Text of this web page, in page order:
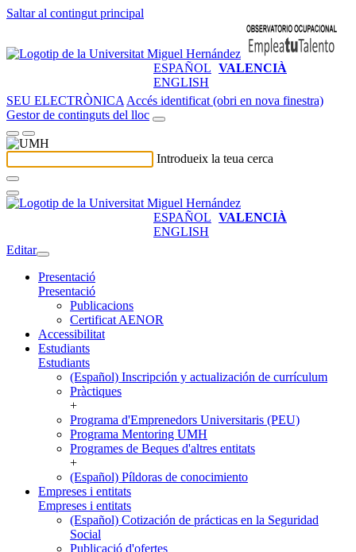
Saltar al contingut principal
ESPAÑOL VALENCIÀ
ENGLISH
SEU ELECTRÒNICA Accés identificat (obri en nova finestra)
Gestor de continguts del lloc
Introdueix la teua cerca
ESPAÑOL VALENCIÀ
ENGLISH
Editar
Presentació
Presentació
Publicacions
Certificat AENOR
Accessibilitat
Estudiants
Estudiants
(Español) Inscripción y actualización de currículum
Pràctiques
+
Programa d'Emprenedors Universitaris (PEU)
Programa Mentoring UMH
Programes de Beques d'altres entitats
+
(Español) Píldoras de conocimiento
Empreses i entitats
Empreses i entitats
(Español) Cotización de prácticas en la Seguridad
Social
Publicació d'ofertes